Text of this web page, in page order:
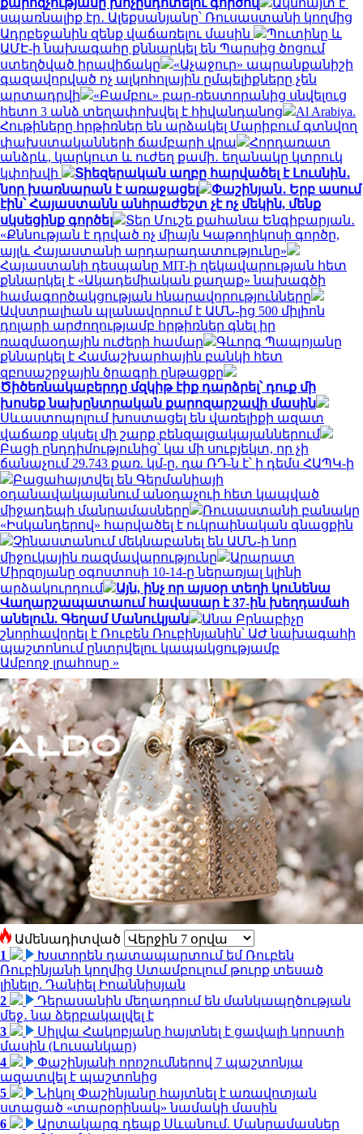
սպառնալիք էր․ Ալեքսանյանը՝ Ռուսաստանի կողմից
Ադրբեջանին զենք վաճառելու մասին
Պուտինը և
ԱՄԷ-ի նախագահը քննարկել են Պարսից ծոցում
ստեղծված իրավիճակը
«Աչաջուր» ապրանքանիշի
գազավորված ոչ ալկոհոլային ըմպելիքները չեն
արտադրվի
«Բամբու» բար-ռեստորանից սնվելուց
հետո 3 անձ տեղափոխվել է հիվանդանոց
Al Arabiya.
Հութիները հրթիռներ են արձակել Մարիբում գտնվող
փախստականների ճամբարի վրա
Հորդառատ
անձրև, կարկուտ և ուժեղ քամի․ եղանակը կտրուկ
կփոխվի
Տիեզերական աղբը հարվածել է Լուսնին․
նոր խառնարան է առաջացել
Փաշինյան․ Երբ ասում
էին՝ Հայաստանն անհրաժեշտ չէ ոչ մեկին, մենք
սկսեցինք գործել
Տեր Մուշե քահանա Ենգիբարյան․
«Քննության է դրված ոչ միայն Կաթողիկոսի գործը,
այլև Հայաստանի արդարադատությունը»
Հայաստանի դեսպանը MIT-ի ղեկավարության հետ
քննարկել է «Ակադեմիական քաղաք» նախագծի
համագործակցության հնարավորությունները
Ավստրալիան պլանավորում է ԱՄՆ-ից 500 միլիոն
դոլարի արժողությամբ հրթիռներ գնել իր
ռազմաօդային ուժերի համար
Գևորգ Պապոյանը
քննարկել է Համաշխարհային բանկի հետ
զբոսաշրջային ծրագրի ընթացքը
Ծիծեռնակաբերդը մզկիթ էիք դարձրել՝ դուք մի
խոսեք նախընտրական քարոզարշավի մասին
Սևաստոպոլում խոստացել են վառելիքի ազատ
վաճառք սկսել մի շարք բենզալցակայաններում
Բացի ընդդիմությունից՝ կա մի սուբյեկտ, որ չի
ճանաչում 29.743 քառ. կմ-ը. դա ՌԴ-ն է՝ ի դեմս ՀԱՊԿ-ի
Բացահայտվել են Գերմանիայի
օդանավակայանում անօդաչուի հետ կապված
միջադեպի մանրամասները
Ռուսաստանի բանակը
«Իսկանդերով» հարվածել է ուկրաինական գնացքին
Չինաստանում մեկնաբանել են ԱՄՆ-ի նոր
միջուկային ռազմավարությունը
Արարատ
Միրզոյանը օգոստոսի 10-14-ը ներառյալ կլինի
արձակուրդում
Այն, ինչ որ այսօր տեղի կունենա
Վաղարշապատաում հավասար է 37-ին խեղդամահ
անելուն. Գեղամ Մանուկյան
Անա Բրնաբիչը
շնորհավորել է Ռուբեն Ռուբինյանին՝ ԱԺ նախագահի
պաշտոնում ընտրվելու կապակցությամբ
Ամբողջ լրահոսը »
Ամենադիտված
1
Խստորեն դատապարտում եմ Ռուբեն
Ռուբինյանի կողմից Ստամբուլում թուրք տեսած
լինելը. Դանիել Իոաննիսյան
2
Դերասանին մեղադրում են մանկապղծության
մեջ․ նա ձերբակալվել է
3
Սիլվա Հակոբյանը հայտնել է ցավալի կորստի
մասին (Լուսանկար)
4
Փաշինյանի որոշումներով 7 պաշտոնյա
ազատվել է պաշտոնից
5
Նիկոլ Փաշինյանը հայտնել է առավոտյան
ստացած «տարօրինակ» նամակի մասին
6
Արտակարգ դեպք Սևանում. Մանրամասներ